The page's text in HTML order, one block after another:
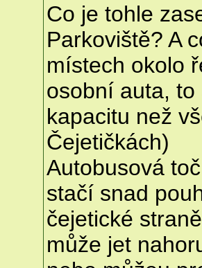
Co je tohle
Parkoviště? A
místech okolo
osobní auta,
kapacitu než
Čejetičkách)
Autobusová
stačí snad
čejetické
může jet